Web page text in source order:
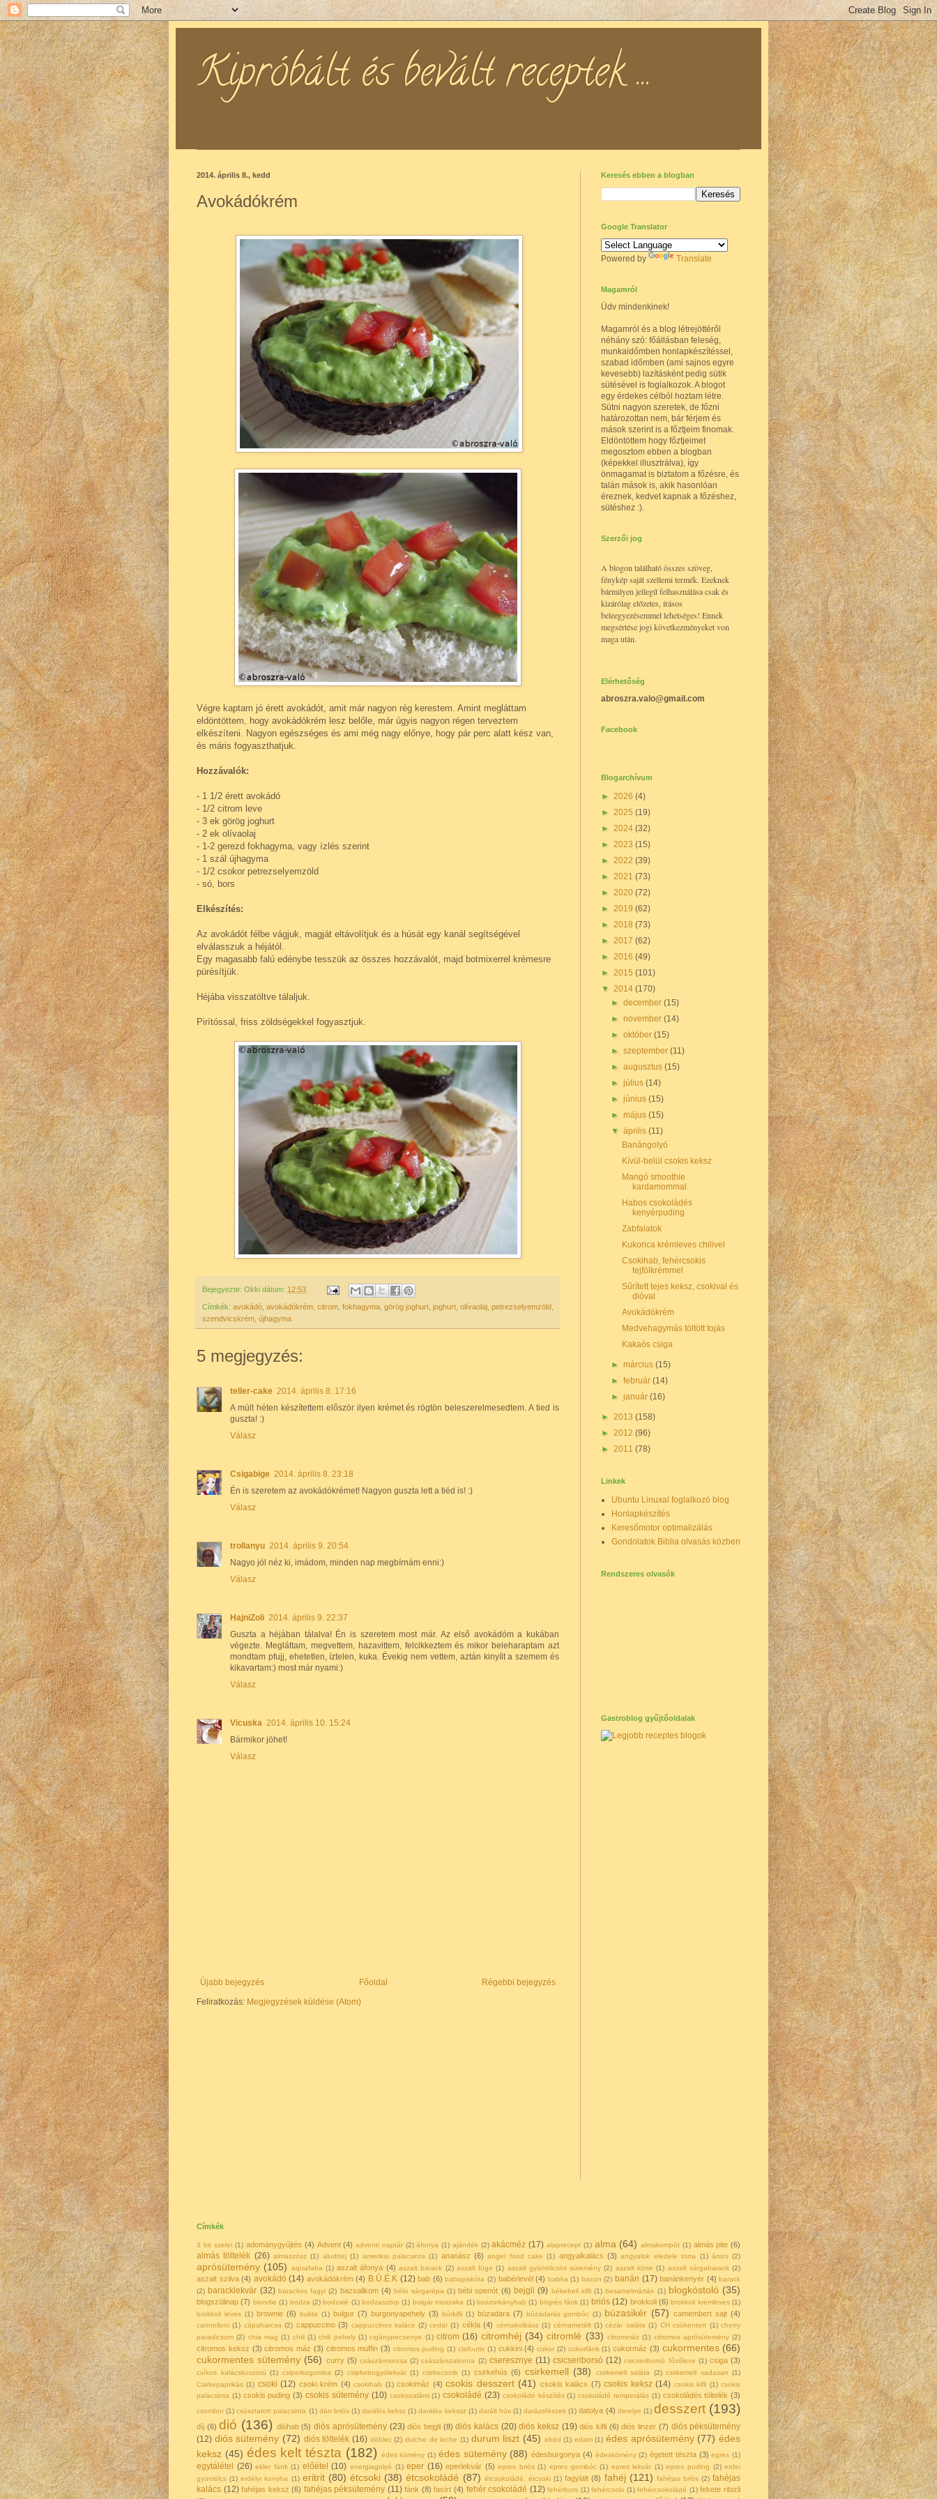
Kipróbált és bevált receptek ...
2014. április 8., kedd
Avokádókrém
Végre kaptam jó érett avokádót, amit már nagyon rég kerestem. Amint megláttam
eldöntöttem, hogy avokádókrém lesz belőle, már úgyis nagyon régen terveztem
elkészíteni. Nagyon egészséges és ami még nagy előnye, hogy pár perc alatt kész van,
és máris fogyaszthatjuk.
Hozzávalók:
- 1 1/2 érett avokádó
- 1/2 citrom leve
- 3 ek görög joghurt
- 2 ek olívaolaj
- 1-2 gerezd fokhagyma, vagy ízlés szerint
- 1 szál újhagyma
- 1/2 csokor petrezselyemzöld
- só, bors
Elkészítés:
Az avokádót félbe vágjuk, magját eltávolítjuk és a húsát egy kanál segítségével
elválasszuk a héjától.
Egy magasabb falú edénybe tesszük az összes hozzávalót, majd botmixerrel krémesre
pürésítjük.
Héjába visszatöltve tálaljuk.
Pirítóssal, friss zöldségekkel fogyasztjuk.
Bejegyezte: Okki dátum: 12:53
Címkék: avokádó avokádókrém citrom fokhagyma görög joghurt joghurt olívaolaj petrezselyemzöld
szendvicskrém újhagyma
5 megjegyzés:
teller-cake 2014. április 8. 17:16
A múlt héten készítettem először ilyen krémet és rögtön beleszerelmesedtem. A tied is
guszta! :)
Válasz
Csigabige 2014. április 8. 23:18
Én is szeretem az avokádókrémet! Nagyon guszta lett a tiéd is! :)
Válasz
trollanyu 2014. április 9. 20:54
Nagyo jól néz ki, imádom, minden nap megbírnám enni:)
Válasz
HajniZoli 2014. április 9. 22:37
Guszta a héjában tálalva! Én is szeretem most már. Az első avokádóm a kukában
végezte. Megláttam, megvettem, hazavittem, felcikkeztem és mikor beleharaptam azt
mondtam pfujj, ehetetlen, íztelen, kuka. Évekig nem vettem, aztán kinyílt a szemem és
kikavartam:) most már nyami:)
Válasz
Vicuska 2014. április 10. 15:24
Bármikor jöhet!
Válasz
Újabb bejegyzés Régebbi bejegyzés
Főoldal
Feliratkozás: Megjegyzések küldése (Atom)
Keresés ebben a blogban
Google Translator
Powered by Translate
Magamról
Üdv mindenkinek!
Magamról és a blog létrejöttéről
néhány szó: főállásban feleség,
munkaidőmben honlapkészítéssel,
szabad időmben (ami sajnos egyre
kevesebb) lazításként pedig sütik
sütésével is foglalkozok. A blogot
egy érdekes célból hoztam létre.
Sütni nagyon szeretek, de főzni
határozottan nem, bár férjem és
mások szerint is a főztjeim finomak.
Eldöntöttem hogy főztjeimet
megosztom ebben a blogban
(képekkel illusztrálva), így
önmagamat is biztatom a főzésre, és
talán mások is, akik hasonlóan
éreznek, kedvet kapnak a főzéshez,
sütéshez :).
Szerzői jog
A blogon található összes szöveg,
fénykép saját szellemi termék. Ezeknek
bármilyen jellegű felhasználása csak és
kizárólag előzetes, írásos
beleegyezésemmel lehetséges! Ennek
megsértése jogi következményeket von
maga után.
Elérhetőség
abroszra.valo@gmail.com
Facebook
Blogarchívum
► 2026 (4)
► 2025 (19)
► 2024 (32)
► 2023 (15)
► 2022 (39)
► 2021 (73)
► 2020 (72)
► 2019 (62)
► 2018 (73)
► 2017 (62)
► 2016 (49)
► 2015 (101)
▼ 2014 (170)
►december(15)
► november(14)
►október(15)
►szeptember(11)
►augusztus(15)
►július(14)
►június(15)
► május(15)
▼április(11)
Banángolyó
Kívül-belül csokis keksz
Mangó smoothie
kardamommal
Habos csokoládés
kenyérpuding
Zabfalatok
Kukorica krémleves chilivel
Csokihab, fehércsokis
tejfölkrémmel
Sűrített tejes keksz, csokival és
dióval
Avokádókrém
Medvehagymás töltött tojás
Kakaós csiga
► március(15)
►február(14)
►január(16)
► 2013 (158)
► 2012 (96)
► 2011 (78)
Linkek
Ubuntu Linuxal foglalkozó blog
Honlapkészítés
Keresőmotor optimalizálás
Gondolatok Biblia olvasás közben
Rendszeres olvasók
Gastroblog gyűjtőoldalak
Címkék
3 bit szelet (1) adománygyűjtés (4) Advent (4) adventi naptár (2) áfonya (1) ajándék (2) akácméz (17) alaprecept (1) alma (64) almakompót (1) almás pite (6)
almás töltelék (26) almaszósz (1) aludttej (1) amerikai palacsinta (1) ananász (6) angel food cake (1) angyalkalács (3) angyalok eledele torta (1) ánizs (2)
aprósütemény (105) aquafaba (1) aszalt áfonya (4) aszalt barack (2) aszalt füge (1) aszalt gyümölcsös sütemény (2) aszalt körte (1) aszalt sárgabarack (2)
aszalt szilva (4) avokádó (14) avokádókrém (4) B.Ú.É.K (12) bab (6) babapiskóta (2) babérlevél (4) babka (1) bacon (2) banán (17) banánkenyér (4) barack
(2) baracklekvár (32) barackos fagyi (2) bazsalikom (4) bébi sárgarépa (1) bébi spenót (6) bejgli (9) békebeli kifli (1) besamelmártás (1) blogkóstoló (35)
blogszülinap (7) blondie (1) bodza (2) bodzalé (1) bodzaszörp (1) bolgár muszaka (1) boszorkányhab (1) bögrés fánk (1) briós (12) brokkoli (6) brokkoli krémleves (1)
brokkoli leves (1) brownie (6) bukta (1) bulgur (7) burgonyapehely (3) búrkifli (1) búzadara (7) búzadarás gombóc (1) búzasikér (57) camembert sajt (4)
cannelloni (1) cápaharcsa (2) cappuccino (3) cappuccinos kalács (2) cedar (1) cékla (4) cérnakolbász (1) cérnametélt (1) cézár saláta (1) CH csökentett (1) cherry
paradicsom (2) chia mag (1) chili (1) chili pehely (1) cigánypecsenye (1) citrom (16) citromhéj (34) citromlé (33) citrommáz (1) citromos aprósütemény (2)
citromos keksz (3) citromos máz (3) citromos muffin (3) citromos puding (1) clafoutis (1) cukkini (4) cukor (2) cukorfánk (1) cukormáz (3) cukormentes (66)
cukormentes sütemény (56) curry (5) császármorzsa (2) császárszalonna (2) cseresznye (11) csicseriborsó (12) csicseriborsó főzőleve (1) csiga (3)
csíkos kalácskoszorú (1) csiperkegomba (2) csipkebogyólekvár (1) csirkecomb (1) csirkehús (6) csirkemell (38) csirkemell saláta (2) csirkemell vadasan (1)
Csirkepaprikás (1) csoki (12) csoki krém (4) csokihab (1) csokimáz (4) csokis desszert (41) csokis kalács (7) csokis keksz (14) csokis kifli (1) csokis
palacsinta (1) csokis puding (3) csokis sütemény (10) csokiszalámi (1) csokoládé (23) csokoládé készítés (1) csokoládé temperálás (1) csokoládés töltelék (3)
csombor (1) csúsztatott palacsinta (1) dán briós (1) darálós keksz (1) darálós kekssz (1) darált hús (1) darázsfészek (1) datolya (4) derelye (1) desszert (193)
díj (6) dió (136) dióhab (5) diós aprósütemény (23) diós bejgli (8) diós kalács (20) diós keksz (19) diós kifli (6) diós linzer (7) diós péksütemény
(12) diós sütemény (72) diós töltelék (16) döblec (2) dulche de leche (1) durum liszt (45) ebéd (1) edam (1) édes aprósütemény (77) édes
keksz (45) édes kelt tészta (182) édes kömény (1) édes sütemény (88) édesburgonya (4) édeskömény (2) égetett tészta (3) egres (1)
egytálétel (26) ekler fánk (1) előétel (10) energiagolyó (1) eper (16) eperlekvár (5) epres briós (1) epres gombóc (1) epres lekvár (1) epres puding (2) erdei
gyümölcs (1) erdélyi konyha (1) eritrit (80) étcsoki (38) étcsokoládé (87) étcsokoládé. étcsoki (1) fagylalt (8) fahéj (121) fahéjas briós (2) fahéjas
kalács (12) fahéjas keksz (6) fahéjas péksütemény (11) fánk (8) fasírt (4) fehér csokoládé (12) fehérbors (1) fehércsoki (1) fehércsokoládé (1) fekete ribizli